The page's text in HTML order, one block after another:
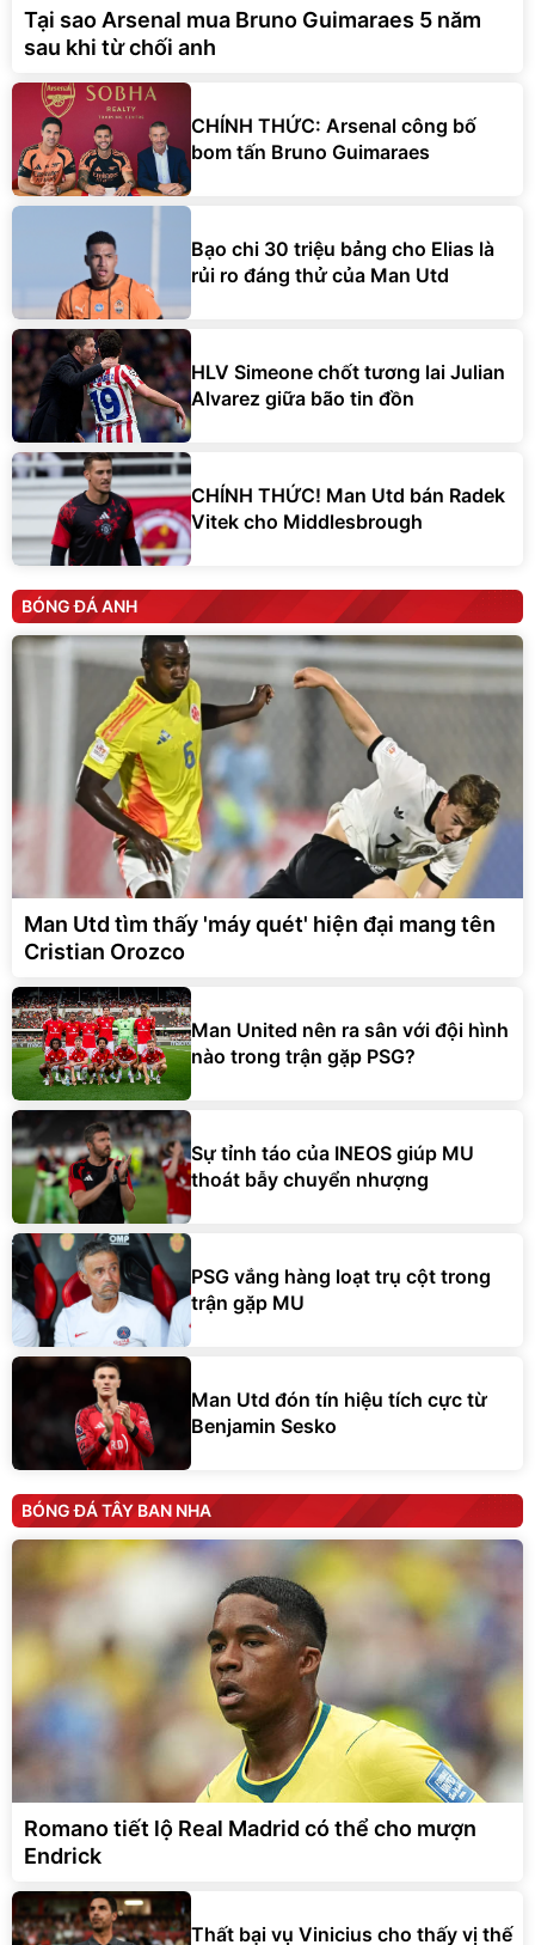
Tại sao Arsenal mua Bruno Guimaraes 5 năm
sau khi từ chối anh
CHÍNH THỨC: Arsenal công bố
bom tấn Bruno Guimaraes
Bạo chi 30 triệu bảng cho Elias là
rủi ro đáng thử của Man Utd
HLV Simeone chốt tương lai Julian
Alvarez giữa bão tin đồn
CHÍNH THỨC! Man Utd bán Radek
Vitek cho Middlesbrough
BÓNG ĐÁ ANH
Man Utd tìm thấy 'máy quét' hiện đại mang tên
Cristian Orozco
Man United nên ra sân với đội hình
nào trong trận gặp PSG?
Sự tỉnh táo của INEOS giúp MU
thoát bẫy chuyển nhượng
PSG vắng hàng loạt trụ cột trong
trận gặp MU
Man Utd đón tín hiệu tích cực từ
Benjamin Sesko
BÓNG ĐÁ TÂY BAN NHA
Romano tiết lộ Real Madrid có thể cho mượn
Endrick
Thất bại vụ Vinicius cho thấy vị thế